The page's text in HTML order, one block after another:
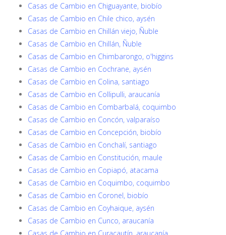
Casas de Cambio en Chiguayante, biobío
Casas de Cambio en Chile chico, aysén
Casas de Cambio en Chillán viejo, Ñuble
Casas de Cambio en Chillán, Ñuble
Casas de Cambio en Chimbarongo, o'higgins
Casas de Cambio en Cochrane, aysén
Casas de Cambio en Colina, santiago
Casas de Cambio en Collipulli, araucanía
Casas de Cambio en Combarbalá, coquimbo
Casas de Cambio en Concón, valparaíso
Casas de Cambio en Concepción, biobío
Casas de Cambio en Conchalí, santiago
Casas de Cambio en Constitución, maule
Casas de Cambio en Copiapó, atacama
Casas de Cambio en Coquimbo, coquimbo
Casas de Cambio en Coronel, biobío
Casas de Cambio en Coyhaique, aysén
Casas de Cambio en Cunco, araucanía